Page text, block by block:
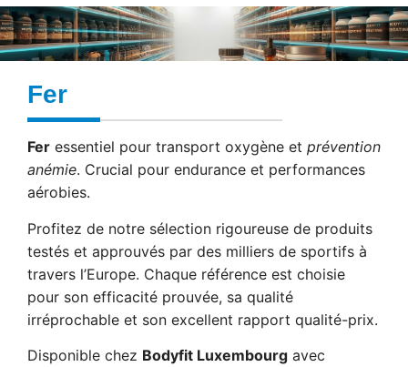
Fer
Fer essentiel pour transport oxygène et prévention
anémie. Crucial pour endurance et performances
aérobies.
Profitez de notre sélection rigoureuse de produits
testés et approuvés par des milliers de sportifs à
travers l’Europe. Chaque référence est choisie
pour son efficacité prouvée, sa qualité
irréprochable et son excellent rapport qualité-prix.
Disponible chez Bodyfit Luxembourg avec